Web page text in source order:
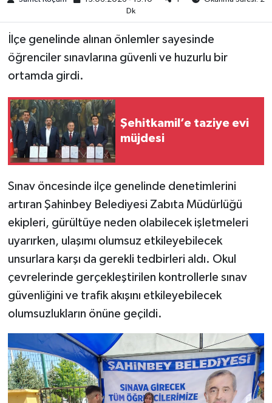
Dk
İlçe genelinde alınan önlemler sayesinde
öğrenciler sınavlarına güvenli ve huzurlu bir
ortamda girdi.
Şehitkamil’e taziye evi
müjdesi
Sınav öncesinde ilçe genelinde denetimlerini
artıran Şahinbey Belediyesi Zabıta Müdürlüğü
ekipleri, gürültüye neden olabilecek işletmeleri
uyarırken, ulaşımı olumsuz etkileyebilecek
unsurlara karşı da gerekli tedbirleri aldı. Okul
çevrelerinde gerçekleştirilen kontrollerle sınav
güvenliğini ve trafik akışını etkileyebilecek
olumsuzlukların önüne geçildi.
Teknoloji
Türkiye
Video Haber
Yeme-İçme
Yemek